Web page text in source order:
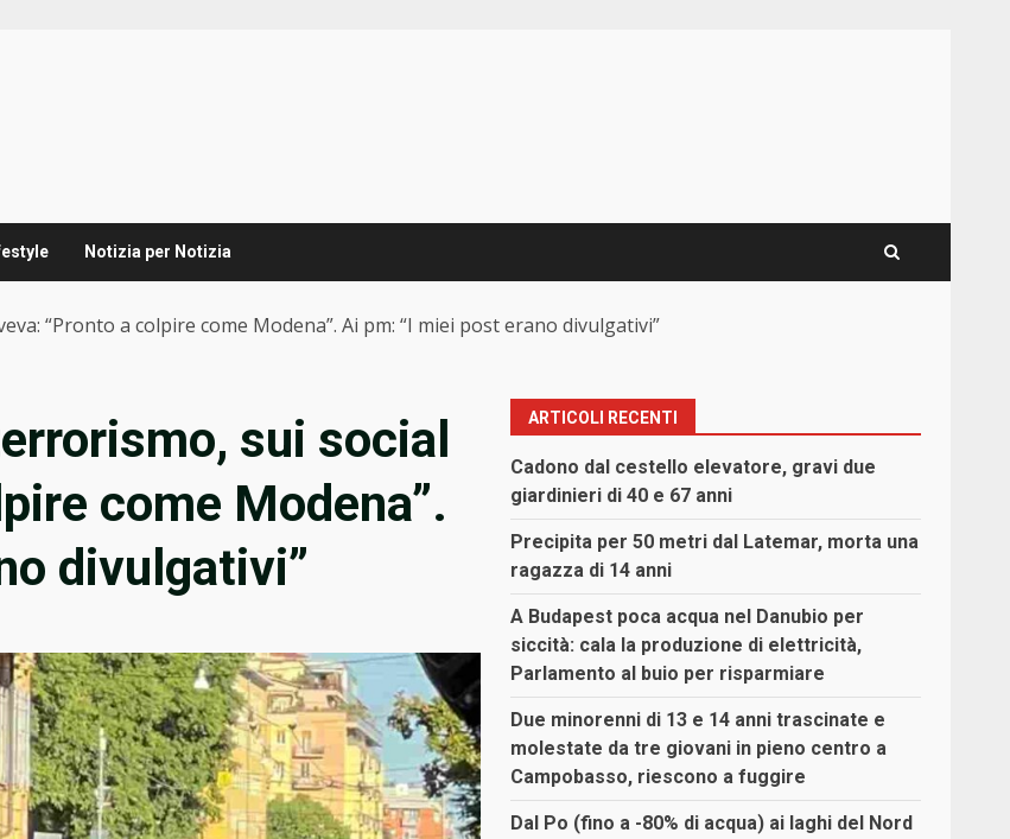
Notizia per Notizia
“Pronto a colpire come Modena”. Ai pm: “I miei post erano divulgativi”
sui social
come Modena”.
divulgativi”
ARTICOLI RECENTI
Cadono dal cestello elevatore, gravi due
giardinieri di 40 e 67 anni
Precipita per 50 metri dal Latemar, morta una
ragazza di 14 anni
A Budapest poca acqua nel Danubio per
siccità: cala la produzione di elettricità,
Parlamento al buio per risparmiare
Due minorenni di 13 e 14 anni trascinate e
molestate da tre giovani in pieno centro a
Campobasso, riescono a fuggire
Dal Po (fino a -80% di acqua) ai laghi del Nord